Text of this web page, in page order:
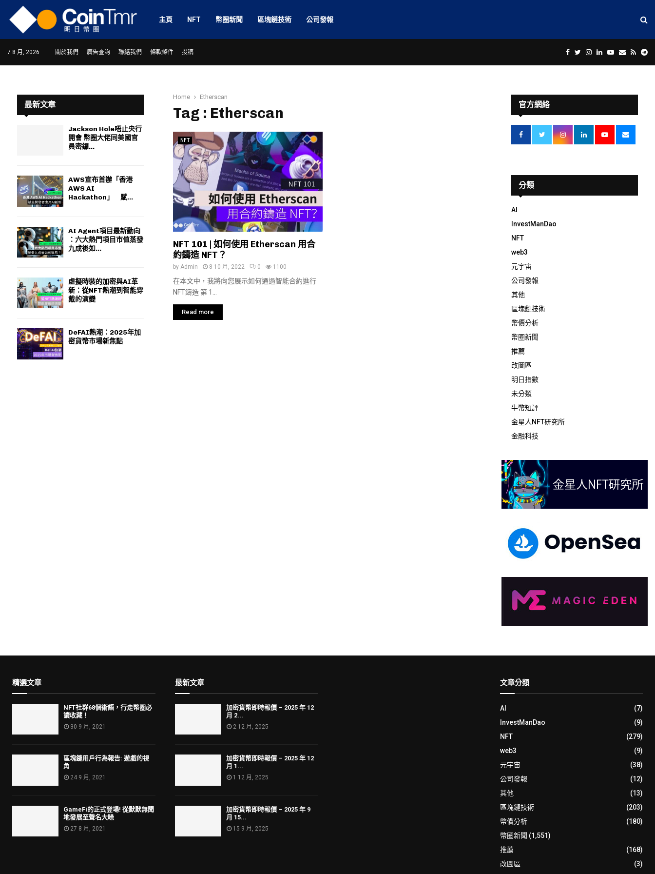
主頁 NFT 幣圈新聞 區塊鏈技術 公司發報
7 8 月, 2026 關於我們 廣告查詢 聯絡我們 條款條件 投稿 Facebook
Twitter
Instagram
LinkedinYoutube
Email
Rss
Home Etherscan
Tag : Etherscan
NFT
NFT 101 | 如何使用 Etherscan 用合
約鑄造 NFT？
by Admin 8 10 月, 2022 0 1100
在本文中，我將向您展示如何通過智能合約進行
NFT鑄造 第 1...
Read more
最新文章
Jackson Hole唔止央行
開會 幣圈大佬同美國官
員密鑼...
AWS宣布首辦「香港
AWS AI
Hackathon」 賦...
AI Agent項目最新動向
：六大熱門項目市值蒸發
九成後如...
虛擬時裝的加密與AI革
新：從NFT熱潮到智能穿
戴的演變
DeFAI熱潮：2025年加
密貨幣市場新焦點
官方網絡
分類
AI
InvestManDao
NFT
web3
元宇宙
公司發報
其他
區塊鏈技術
幣價分析
幣圈新聞
推薦
改圖區
明日指數
未分類
牛幣短評
金星人NFT研究所
金融科技
精選文章
NFT社群68個術語，行走幣圈必
讀收藏！
30 9 月, 2021
區塊鏈用戶行為報告: 遊戲的視
角
24 9 月, 2021
GameFi的正式登場! 從默默無聞
地發展至聲名大噪
27 8 月, 2021
最新文章
加密貨幣即時報價 – 2025 年 12
月 2...
2 12 月, 2025
加密貨幣即時報價 – 2025 年 12
月 1...
1 12 月, 2025
加密貨幣即時報價 – 2025 年 9
月 15...
15 9 月, 2025
文章分類
AI
(7)
InvestManDao
(9)
NFT
(279)
web3
(9)
元宇宙
(38)
公司發報
(12)
其他
(13)
區塊鏈技術
(203)
幣價分析
(180)
幣圈新聞 (1,551)
推薦
(168)
改圖區
(3)